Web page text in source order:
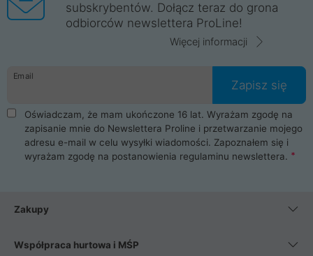
legalnie i płacimy podatki w naszym kraju! Posiadamy siedzibę
główną w Mirkowie oraz salony na terenie kraju. Cała
komunikacja ze sklepem komputerowym ProLine jest
danych osobowych. Dlatego zakup notebooka albo laptopa w
ProLine to czysta przyjemność i pełne bezpieczeństwo.
Zaopatrzysz się u nas w akcesoria i części komputerowe
takie jak procesory, karty graficzne, płyty główne, pamięci,
dyski SSD, M.2 oraz HDD. Nasi pracownicy pomogą Ci wybrać
najlepszy zasilacz komputerowy oraz obudowę do komputera.
Poza komputerami mamy również najlepsze na rynku
Smartfony takich producentów jak Xiaomi, Apple, Samsung i
wentylatory. Na koniec mając już to wszystko, możesz
subskrybentów. Dołącz teraz do grona
odbiorców newslettera ProLine!
Więcej informacji
Email
Zapisz się
Oświadczam, że mam ukończone 16 lat. Wyrażam zgodę na
zapisanie mnie do Newslettera Proline i przetwarzanie mojego
adresu e-mail w celu wysyłki wiadomości. Zapoznałem się i
wyrażam zgodę na postanowienia regulaminu newslettera.
Zakupy
Współpraca hurtowa i MŚP